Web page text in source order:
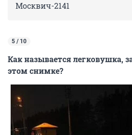
Москвич-2141
5 / 10
Как называется легковушка,
этом снимке?